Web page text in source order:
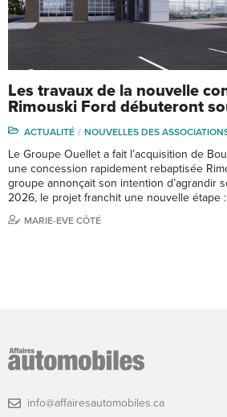
Les travaux de la nouvelle
Rimouski Ford débuteront
ACTUALITÉ NOUVELLES DES
Le Groupe Ouellet a fait l’acquisition de
une concession rapidement rebaptisée
groupe annonçait son intention d’agrandir
2026, le projet franchit une nouvelle étape
MARIE-EVE CÔTÉ
info@affairesautomobiles.ca